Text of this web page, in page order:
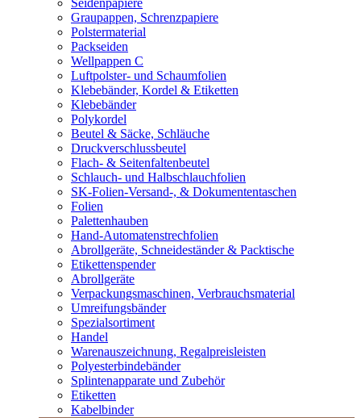
Seidenpapiere
Graupappen, Schrenzpapiere
Polstermaterial
Packseiden
Wellpappen C
Luftpolster- und Schaumfolien
Klebebänder, Kordel & Etiketten
Klebebänder
Polykordel
Beutel & Säcke, Schläuche
Druckverschlussbeutel
Flach- & Seitenfaltenbeutel
Schlauch- und Halbschlauchfolien
SK-Folien-Versand-, & Dokumententaschen
Folien
Palettenhauben
Hand-Automatenstrechfolien
Abrollgeräte, Schneideständer & Packtische
Etikettenspender
Abrollgeräte
Verpackungsmaschinen, Verbrauchsmaterial
Umreifungsbänder
Spezialsortiment
Handel
Warenauszeichnung, Regalpreisleisten
Polyesterbindebänder
Splintenapparate und Zubehör
Etiketten
Kabelbinder